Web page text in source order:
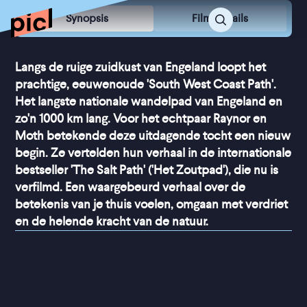
Synopsis Film Details
Langs de ruige zuidkust van Engeland loopt het
prachtige, eeuwenoude 'South West Coast Path'.
Het langste nationale wandelpad van Engeland en
zo'n 1000 km lang. Voor het echtpaar Raynor en
Moth betekende deze uitdagende tocht een nieuw
begin. Ze vertelden hun verhaal in de internationale
bestseller 'The Salt Path' ('Het Zoutpad'), die nu is
verfilmd. Een waargebeurd verhaal over de
betekenis van je thuis voelen, omgaan met verdriet
en de helende kracht van de natuur.